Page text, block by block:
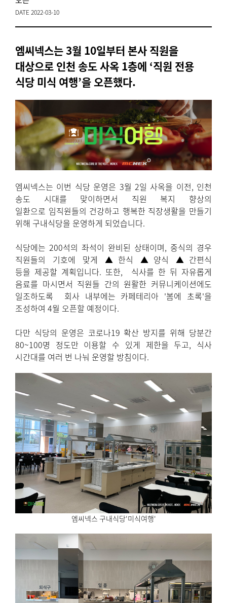
DATE 2022-03-10
엠씨넥스는 3월 10일부터 본사 직원을
대상으로 인천 송도 사옥 1층에 ‘직원 전용
식당 미식 여행’을 오픈했다.
엠씨넥스는 이번 식당 운영은 3월 2일 사옥을 이전, 인천
송도 시대를 맞이하면서 직원 복지 향상의
일환으로 임직원들의 건강하고 행복한 직장생활을 만들기
위해 구내식당을 운영하게 되었습니다.
식당에는 200석의 좌석이 완비된 상태이며, 중식의 경우
직원들의 기호에 맞게 ▲한식 ▲양식 ▲간편식
등을 제공할 계획입니다. 또한, 식사를 한 뒤 자유롭게
음료를 마시면서 직원들 간의 원활한 커뮤니케이션에도
일조하도록 회사 내부에는 카페테리아 '봄에 초록'을
조성하여 4월 오픈할 예정이다.
다만 식당의 운영은 코로나19 확산 방지를 위해 당분간
80~100명 정도만 이용할 수 있게 제한을 두고, 식사
시간대를 여러 번 나눠 운영할 방침이다.
엠씨넥스 구내식당'미식여행'